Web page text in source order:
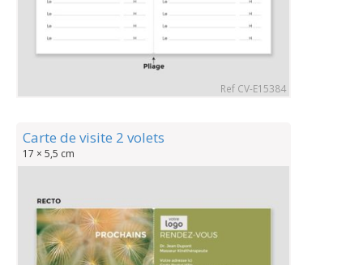
Ref CV-E15384
Carte de visite 2 volets
17 × 5,5 cm